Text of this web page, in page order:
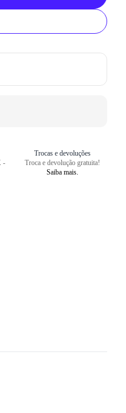
Centralize o seu pé em uma
2 Faça um risco a partir do seu
3 Repita o risco na frente do dedão
-
Trocas e devoluções
Troca e devolução gratuita!
Saiba mais.